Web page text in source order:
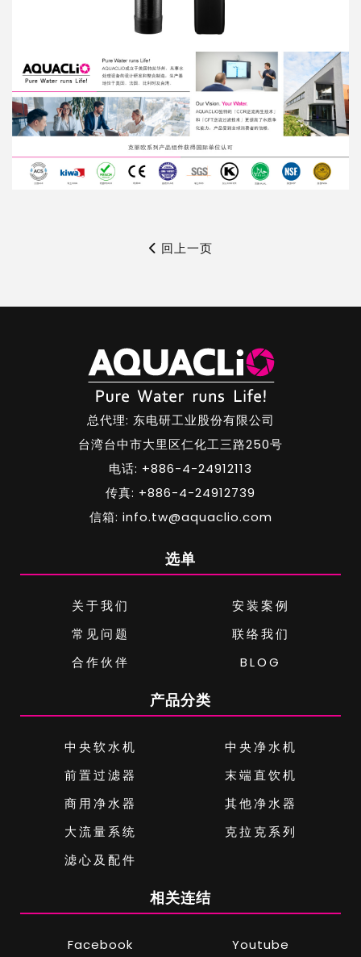
回上一页
总代理: 东电研工业股份有限公司
台湾台中市大里区仁化工三路250号
电话: +886-4-24912113
传真: +886-4-24912739
信箱: info.tw@aquaclio.com
选单
关于我们
安装案例
常见问题
联络我们
合作伙伴
BLOG
产品分类
中央软水机
中央净水机
前置过滤器
末端直饮机
商用净水器
其他净水器
大流量系统
克拉克系列
滤心及配件
相关连结
Facebook Youtube